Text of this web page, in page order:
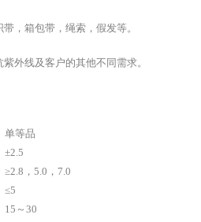
，箱包带，绳索，假发等。
外线及客户的其他不同需求。
单等品
±2.5
≥2.8，5.0，7.0
≤5
15～30